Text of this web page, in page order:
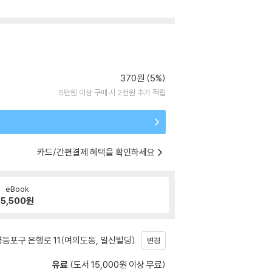
370원 (5%)
5만원 이상 구매 시 2천원 추가 적립
카드/간편결제 혜택을 확인하세요
eBook
5,500원
포구 은행로 11(여의도동, 일신빌딩) 변경
유료 (도서 15,000원 이상 무료)